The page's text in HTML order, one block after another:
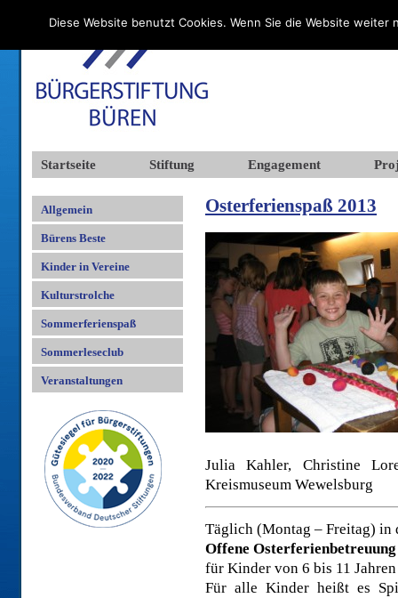
Startseite Stiftung Engagement
Allgemein
Bürens Beste
Kinder in Vereine
Kulturstrolche
Sommerferienspaß
Sommerleseclub
Veranstaltungen
Osterferienspaß 2013
Julia Kahler, Christine
Kreismuseum Wewelsburg
Täglich (Montag – Freitag) in
Offene Osterferienbetreuung
für Kinder von 6 bis 11 Jahren
Für alle Kinder heißt es
Diese Website benutzt Cookies. Wenn Sie die Website